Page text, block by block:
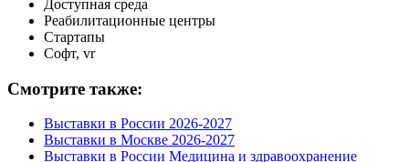
Доступная среда
Реабилитационные центры
Стартапы
Софт, vr
Смотрите также:
Выставки в России 2026-2027
Выставки в Москве 2026-2027
Выставки в России Медицина и здравоохранение